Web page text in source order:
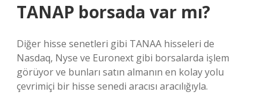
TANAP borsada var mı?
Diğer hisse senetleri gibi TANAA hisseleri de
Nasdaq, Nyse ve Euronext gibi borsalarda işlem
görüyor ve bunları satın almanın en kolay yolu
çevrimiçi bir hisse senedi aracısı aracılığıyla.